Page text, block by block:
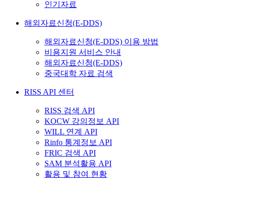
인기자료
해외자료신청(E-DDS)
해외자료신청(E-DDS) 이용 방법
비용지원 서비스 안내
해외자료신청(E-DDS)
중국대학 자료 검색
RISS API 센터
RISS 검색 API
KOCW 강의정보 API
WILL 연계 API
Rinfo 통계정보 API
FRIC 검색 API
SAM 분석활용 API
활용 및 참여 현황